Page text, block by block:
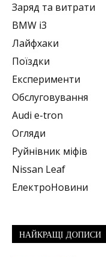
Заряд та витрати
BMW i3
Лайфхаки
Поїздки
Експерименти
Обслуговування
Audi e-tron
Огляди
Руйнівник міфів
Nissan Leaf
ЕлектроНовини
НАЙКРАЩІ ДОПИСИ